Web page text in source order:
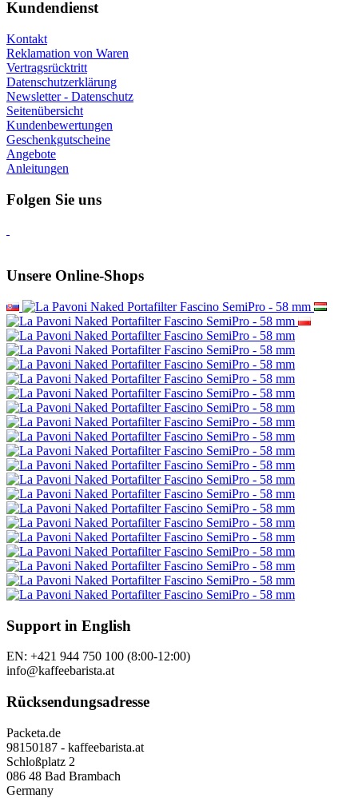
Kundendienst
Kontakt
Reklamation von Waren
Vertragsrücktritt
Datenschutzerklärung
Newsletter - Datenschutz
Seitenübersicht
Kundenbewertungen
Geschenkgutscheine
Angebote
Anleitungen
Folgen Sie uns
Unsere Online-Shops
Support in English
EN: +421 944 750 100 (8:00-12:00)
info@kaffeebarista.at
Rücksendungsadresse
Packeta.de
98150187 - kaffeebarista.at
Schloßplatz 2
086 48 Bad Brambach
Germany